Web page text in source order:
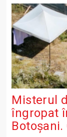
Misterul
îngropat